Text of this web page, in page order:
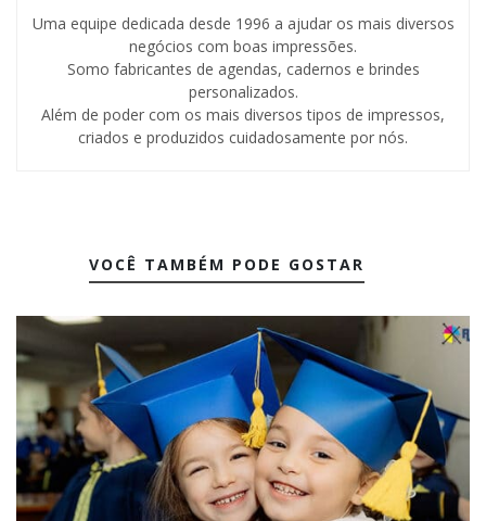
Uma equipe dedicada desde 1996 a ajudar os mais diversos
negócios com boas impressões.
Somo fabricantes de agendas, cadernos e brindes
personalizados.
Além de poder com os mais diversos tipos de impressos,
criados e produzidos cuidadosamente por nós.
VOCÊ TAMBÉM PODE GOSTAR